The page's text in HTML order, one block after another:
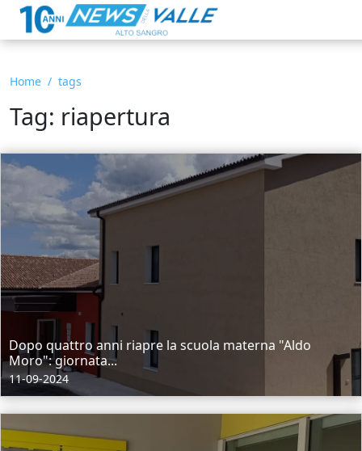
Home tags
Tag: riapertura
Dopo quattro anni riapre la scuola materna "Aldo
Moro": giornata...
11-09-2024